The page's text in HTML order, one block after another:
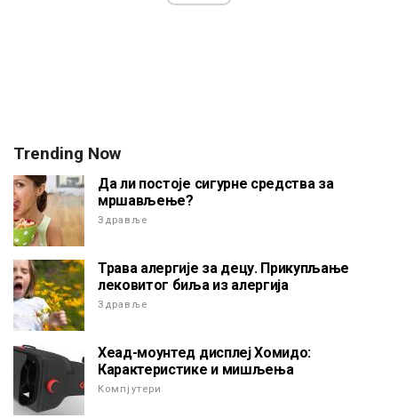
Trending Now
Да ли постоје сигурне средства за
мршављење?
Здравље
Трава алергије за децу. Прикупљање
лековитог биља из алергија
Здравље
Хеад-моунтед дисплеј Хомидо:
Карактеристике и мишљења
Компјутери